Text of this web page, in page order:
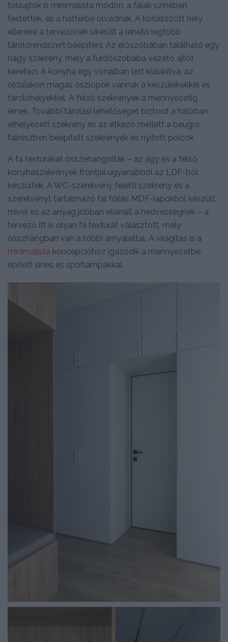
tolóajtók is minimalista módon, a falak színében
festettek, és a háttérbe olvadnak. A korlátozott hely
ellenére a tervezőnek sikerült a lehető legtöbb
tárolórendszert beépíteni. Az előszobában található egy
nagy szekrény, mely a fürdőszobába vezető ajtót
keretezi. A konyha egy vonalban lett kialakítva, az
oldalakon magas oszlopok vannak a készülékekkel és
tárolóhelyekkel. A felső szekrények a mennyezetig
érnek. További tárolási lehetőséget biztosít a hálóban
elhelyezett szekrény és az étkező mellett a beugró
falrészben beépített szekrények és nyitott polcok
A fa textúrákat összehangolták – az ágy és a felső
konyhaszekrények frontjai ugyanabból az LDF-ből
készültek. A WC-szerelvény feletti szekrény és a
szerelvényt tartalmazó fal fóliás MDF-lapokból készült,
mivel ez az anyag jobban ellenáll a nedvességnek – a
tervező itt is olyan fa textúrát választott, mely
összhangban van a többi árnyalattal. A világítás is a
minimalista koncepcióhoz igazodik a mennyezetbe
épített sínes és spotlámpákkal.